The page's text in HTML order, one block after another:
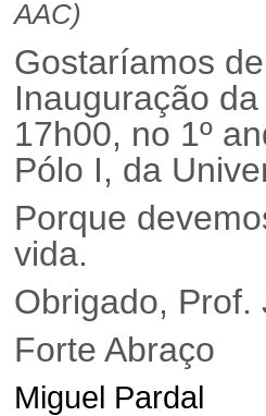
AAC)
Gostaríamos
Inauguração
17h00, no 1º
Pólo I, da
Porque
vida.
Obrigado, Prof.
Forte Abraço
Miguel Pardal